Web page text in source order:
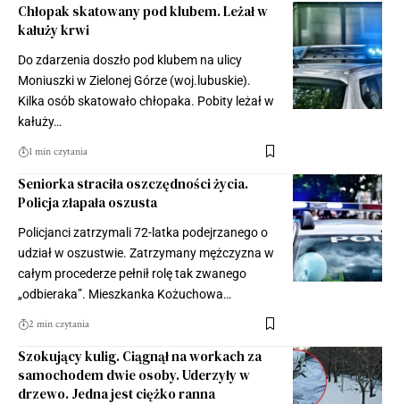
Chłopak skatowany pod klubem. Leżał w
kałuży krwi
Do zdarzenia doszło pod klubem na ulicy
Moniuszki w Zielonej Górze (woj.lubuskie).
Kilka osób skatowało chłopaka. Pobity leżał w
kałuży…
1 min czytania
Seniorka straciła oszczędności życia.
Policja złapała oszusta
Policjanci zatrzymali 72-latka podejrzanego o
udział w oszustwie. Zatrzymany mężczyzna w
całym procederze pełnił rolę tak zwanego
„odbieraka”. Mieszkanka Kożuchowa…
2 min czytania
Szokujący kulig. Ciągnął na workach za
samochodem dwie osoby. Uderzyły w
drzewo. Jedna jest ciężko ranna